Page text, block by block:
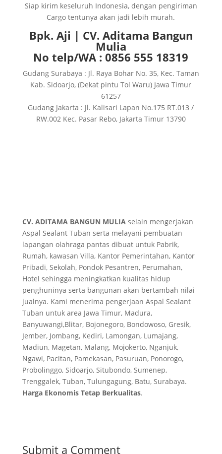
Siap kirim keseluruh Indonesia, dengan pengiriman
Cargo tentunya akan jadi lebih murah.
Bpk. Aji | CV. Aditama Bangun
Mulia
No telp/WA : 0856 555 18319
Gudang Surabaya : Jl. Raya Bohar No. 35, Kec. Taman
Kab. Sidoarjo, (Dekat pintu Tol Waru) Jawa Timur
61257
Gudang Jakarta : Jl. Kalisari Lapan No.175 RT.013 /
RW.002 Kec. Pasar Rebo, Jakarta Timur 13790
CV. ADITAMA BANGUN MULIAselain mengerjakan
Aspal Sealant Tuban serta melayani pembuatan
lapangan olahraga pantas dibuat untuk Pabrik,
Rumah, kawasan Villa, Kantor Pemerintahan, Kantor
Pribadi, Sekolah, Pondok Pesantren, Perumahan,
Hotel sehingga meningkatkan kualitas hidup
penghuninya serta bangunan akan bertambah nilai
jualnya. Kami menerima pengerjaan Aspal Sealant
Tuban untuk area Jawa Timur, Madura,
Banyuwangi,Blitar, Bojonegoro, Bondowoso, Gresik,
Jember, Jombang, Kediri, Lamongan, Lumajang,
Madiun, Magetan, Malang, Mojokerto, Nganjuk,
Ngawi, Pacitan, Pamekasan, Pasuruan, Ponorogo,
Probolinggo, Sidoarjo, Situbondo, Sumenep,
Trenggalek, Tuban, Tulungagung, Batu, Surabaya.
Harga Ekonomis Tetap Berkualitas.
Submit a Comment